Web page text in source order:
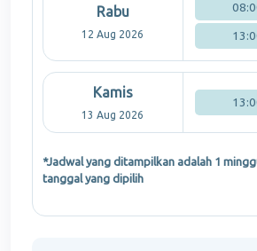
Rabu
12 Aug 2026
Kamis
13 Aug 2026
*Jadwal yang ditampilkan adalah 1
tanggal yang dipilih